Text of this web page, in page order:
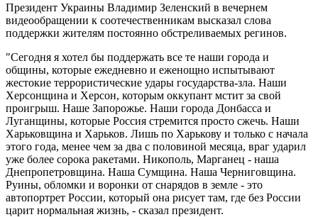
Президент Украины Владимир Зеленский в вечернем
видеообращении к соотечественникам высказал слова
поддержки жителям постоянно обстреливаемых регинов.
"Сегодня я хотел бы поддержать все те наши города и
общины, которые ежедневно и еженощно испытывают
жестокие террористические удары государства-зла. Наши
Херсонщина и Херсон, которым оккупант мстит за свой
проигрыш. Наше Запорожье. Наши города Донбасса и
Луганщины, которые Россия стремится просто сжечь. Наши
Харьковщина и Харьков. Лишь по Харькову и только с начала
этого года, менее чем за два с половиной месяца, враг ударил
уже более сорока ракетами. Никополь, Марганец - наша
Днепропетровщина. Наша Сумщина. Наша Черниговщина.
Руины, обломки и воронки от снарядов в земле - это
автопортрет России, который она рисует там, где без России
царит нормальная жизнь, - сказал президент.